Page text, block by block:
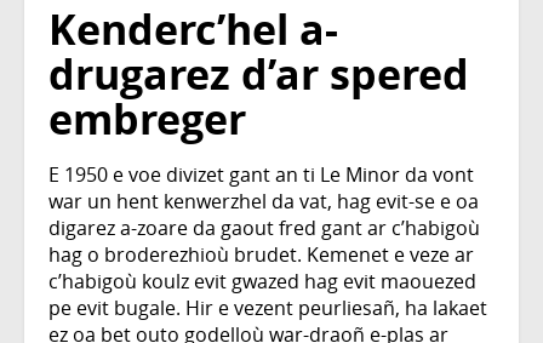
Kenderc’hel a-
drugarez d’ar spered
embreger
E 1950 e voe divizet gant an ti Le Minor da vont
war un hent kenwerzhel da vat, hag evit-se e oa
digarez a-zoare da gaout fred gant ar c’habigoù
hag o broderezhioù brudet. Kemenet e veze ar
c’habigoù koulz evit gwazed hag evit maouezed
pe evit bugale. Hir e vezent peurliesañ, ha lakaet
ez oa bet outo godelloù war-draoñ e-plas ar